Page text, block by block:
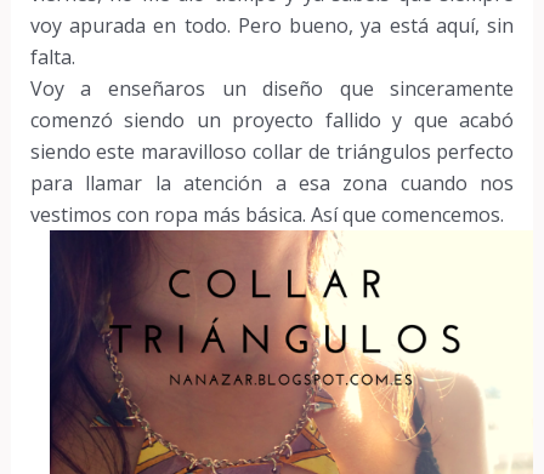
voy apurada en todo. Pero bueno, ya está aquí, sin
falta.
Voy a enseñaros un diseño que sinceramente
comenzó siendo un proyecto fallido y que acabó
siendo este maravilloso collar de triángulos perfecto
para llamar la atención a esa zona cuando nos
vestimos con ropa más básica. Así que comencemos.